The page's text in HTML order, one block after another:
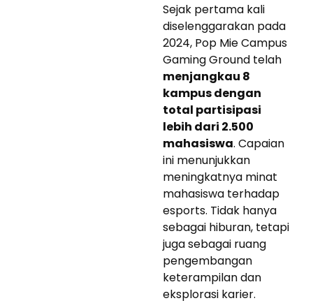
Sejak pertama kali
diselenggarakan pada
2024, Pop Mie Campus
Gaming Ground telah
menjangkau 8
kampus dengan
total partisipasi
lebih dari 2.500
mahasiswa. Capaian
ini menunjukkan
meningkatnya minat
mahasiswa terhadap
esports. Tidak hanya
sebagai hiburan, tetapi
juga sebagai ruang
pengembangan
keterampilan dan
eksplorasi karier.